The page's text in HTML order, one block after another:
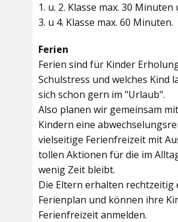
1. u. 2. Klasse max. 30
3. u 4. Klasse max. 60 Minuten.
Ferien
Ferien sind für Kinder
Schulstress und welches Kind
sich schon gern im "Urlaub".
Also planen wir gemeinsam
Kindern eine
vielseitige Ferienfreizeit mit
tollen Aktionen für die im
wenig Zeit bleibt.
Die Eltern erhalten rechtzeitig
Ferienplan und können ihre
Ferienfreizeit anmelden.